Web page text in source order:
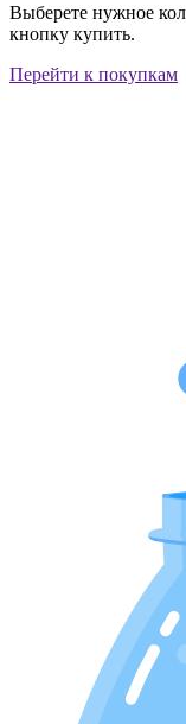
Выберете нужное
кнопку купить.
Перейти к покупкам